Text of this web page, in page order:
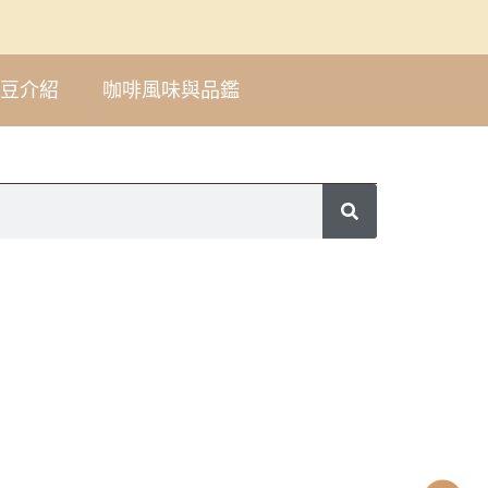
介紹 咖啡風味與品鑑